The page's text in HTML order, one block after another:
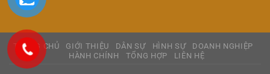
TRANG CHỦ GIỚI THIỆU DÂN SỰ HÌNH SỰ
DOANH NGHIỆP
HÀNH CHÍNH
TỔNG HỢP LIÊN HỆ